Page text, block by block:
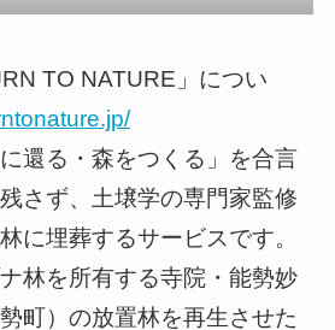
TO NATURE」につい
還る・森をつくる」を合言
さず、土壌学の専門家監修
に埋葬するサービスです。
林を所有する寺院・能勢妙
町）の放置林を再生させた